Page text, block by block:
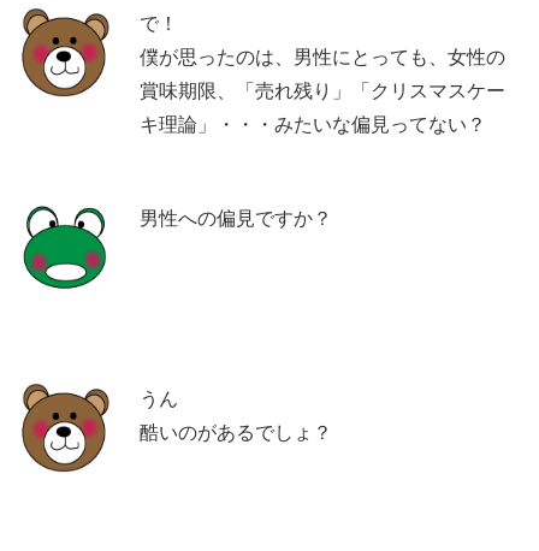
で！
僕が思ったのは、男性にとっても、女性の
賞味期限、「売れ残り」「クリスマスケー
キ理論」・・・みたいな偏見ってない？
男性への偏見ですか？
うん
酷いのがあるでしょ？